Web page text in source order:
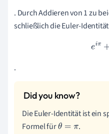
. Durch Addieren von 1 zu
schließlich die Euler-
e iπ
.
Die Euler-Identität ist ein
Formel fürθ=π .